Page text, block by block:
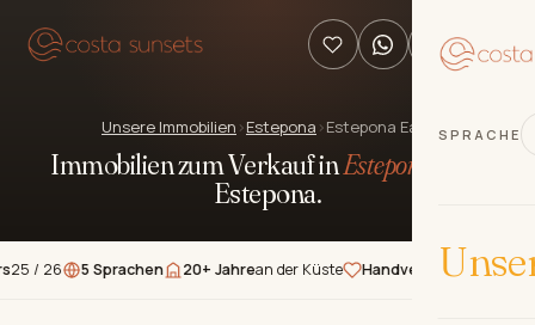
SPRACHE
Unsere Immobilien ›Estepona ›Estepona East
Immobilien zum Verkauf inEstepona East
Estepona.
5 Sprachen 20+ Jahrean der Küste HandverleseneImmobilien